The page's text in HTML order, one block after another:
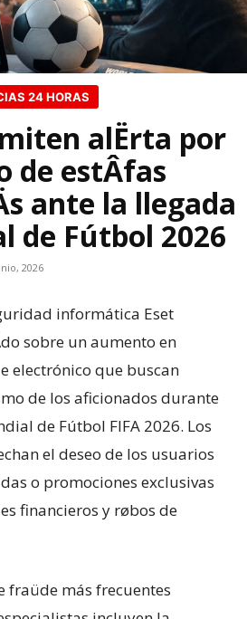
24 HORAS
alËrta por
de estÂfas
ante la llegada
de Fútbol 2026
2026
informática Eset
sobre un aumento en
electrónico que buscan
de los aficionados durante
de Fútbol FIFA 2026. Los
el deseo de los usuarios
o promociones exclusivas
financieros y røbos de
fraüde más frecuentes